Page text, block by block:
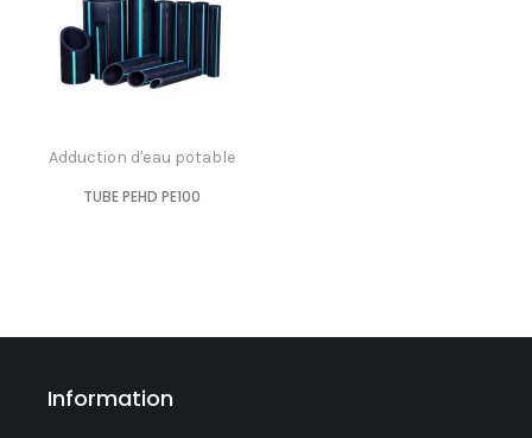
Adduction d'eau potable
TUBE PEHD PE100
Information